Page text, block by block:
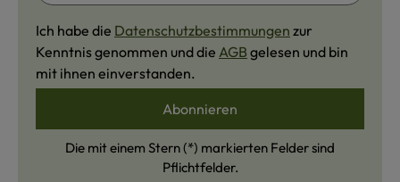
Ich habe die Datenschutzbestimmungen zur
Kenntnis genommen und die AGB gelesen und bin
mit ihnen einverstanden.
Abonnieren
Die mit einem Stern (*) markierten Felder sind
Pflichtfelder.